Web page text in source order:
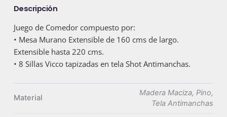
Descripción
Juego de Comedor compuesto por:
• Mesa Murano Extensible de 160 cms de largo.
Extensible hasta 220 cms.
• 8 Sillas Vicco tapizadas en tela Shot Antimanchas.
Material
Madera Maciza, Pino,
Tela Antimanchas